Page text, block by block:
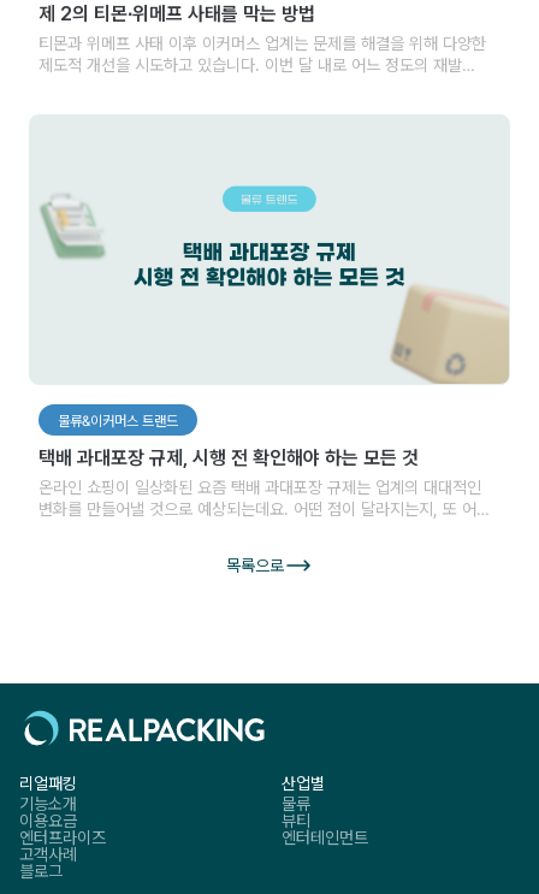
제 2의 티몬∙위메프 사태를 막는 방법
티몬과 위메프 사태 이후 이커머스 업계는 문제를 해결을 위해 다양한
제도적 개선을 시도하고 있습니다. 이번 달 내로 어느 정도의 재발
물류&이커머스 트랜드
택배 과대포장 규제, 시행 전 확인해야 하는 모든 것
온라인 쇼핑이 일상화된 요즘 택배 과대포장 규제는 업계의 대대적인
변화를 만들어낼 것으로 예상되는데요. 어떤 점이 달라지는지, 또 어떤
목록으로
리얼패킹
기능소개
이용요금
엔터프라이즈
고객사례
블로그
산업별
물류
뷰티
엔터테인먼트